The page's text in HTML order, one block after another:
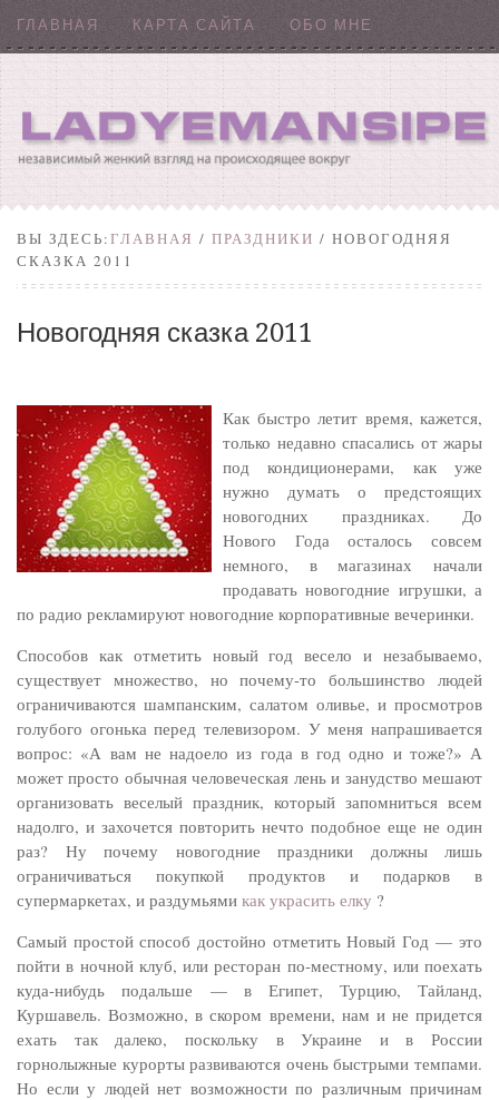
ГЛАВНАЯ КАРТА САЙТА ОБО МНЕ
ВЫ ЗДЕСЬ:ГЛАВНАЯ / ПРАЗДНИКИ / НОВОГОДНЯЯ
СКАЗКА 2011
Новогодняя сказка 2011
Как быстро летит время, кажется,
только недавно спасались от жары
под кондиционерами, как уже
нужно думать о предстоящих
новогодних праздниках. До
Нового Года осталось совсем
немного, в магазинах начали
продавать новогодние игрушки, а
по радио рекламируют новогодние корпоративные вечеринки.
Способов как отметить новый год весело и незабываемо,
существует множество, но почему-то большинство людей
ограничиваются шампанским, салатом оливье, и просмотров
голубого огонька перед телевизором. У меня напрашивается
вопрос: «А вам не надоело из года в год одно и тоже?» А
может просто обычная человеческая лень и занудство мешают
организовать веселый праздник, который запомниться всем
надолго, и захочется повторить нечто подобное еще не один
раз? Ну почему новогодние праздники должны лишь
ограничиваться покупкой продуктов и подарков в
супермаркетах, и раздумьями как украсить елку ?
Самый простой способ достойно отметить Новый Год — это
пойти в ночной клуб, или ресторан по-местному, или поехать
куда-нибудь подальше — в Египет, Турцию, Тайланд,
Куршавель. Возможно, в скором времени, нам и не придется
ехать так далеко, поскольку в Украине и в России
горнолыжные курорты развиваются очень быстрыми темпами.
Но если у людей нет возможности по различным причинам